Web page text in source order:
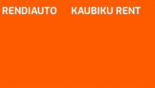
RENDIAUTO KAUBIKU RENT